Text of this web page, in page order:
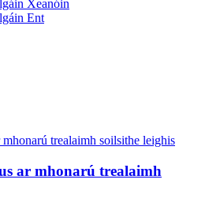
Xeanóin
Ent
ar mhonarú trealaimh